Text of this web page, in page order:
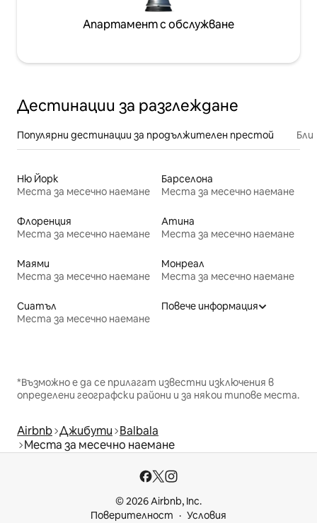
Апартамент с обслужване
Дестинации за разглеждане
Популярни дестинации за продължителен престой
Ню Йорк
Места за месечно наемане
Барселона
Места за месечно наемане
Флоренция
Места за месечно наемане
Атина
Места за месечно наемане
Маями
Места за месечно наемане
Монреал
Места за месечно наемане
Сиатъл
Места за месечно наемане
Повече информация
*Възможно е да се прилагат известни изключения в
определени географски райони и за някои типове места.
Airbnb Джибути Balbala
Места за месечно наемане
© 2026 Airbnb, Inc.
Поверителност
Условия